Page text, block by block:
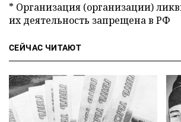
* Организация (организации)
их деятельность запрещена в РФ
СЕЙЧАС ЧИТАЮТ